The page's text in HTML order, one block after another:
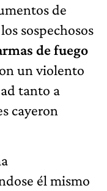
de
sospechosos
de fuego
un violento
tanto a
cayeron
él mismo